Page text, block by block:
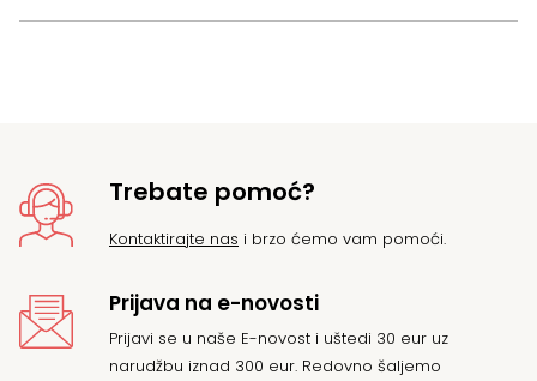
Trebate pomoć?
Kontaktirajte nas i brzo ćemo vam pomoći.
Prijava na e-novosti
Prijavi se u naše E-novost i uštedi 30 eur uz
narudžbu iznad 300 eur. Redovno šaljemo